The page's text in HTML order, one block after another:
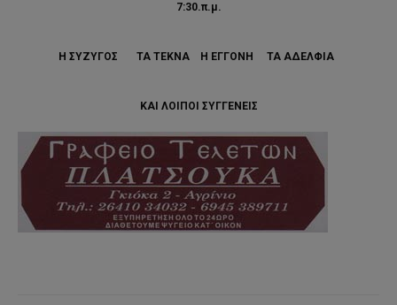
7:30.π.μ.
Η ΣΥΖΥΓΟΣ ΤΑ ΤΕΚΝΑ Η ΕΓΓΟΝΗ ΤΑ ΑΔΕΛΦΙΑ
ΚΑΙ ΛΟΙΠΟΙ ΣΥΓΓΕΝΕΙΣ